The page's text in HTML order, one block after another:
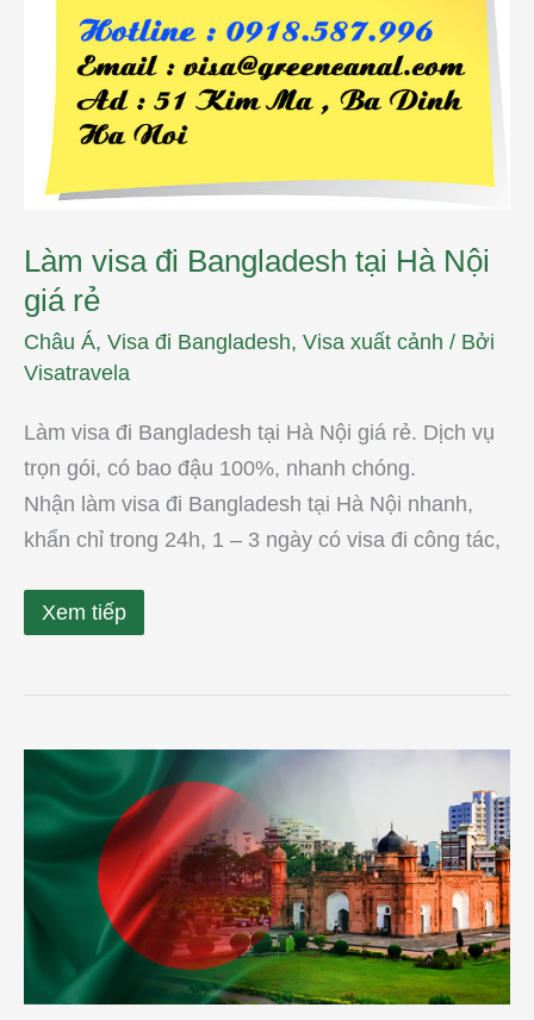
Làm visa đi Bangladesh tại Hà Nội
giá rẻ
Châu Á, Visa đi Bangladesh, Visa xuất cảnh / Bởi
Visatravela
Làm visa đi Bangladesh tại Hà Nội giá rẻ. Dịch vụ
trọn gói, có bao đậu 100%, nhanh chóng.
Nhận làm visa đi Bangladesh tại Hà Nội nhanh,
khẩn chỉ trong 24h, 1 – 3 ngày có visa đi công tác,
Xem tiếp
Làm
Visa
Bangladesh
quận
1,
Tphcm